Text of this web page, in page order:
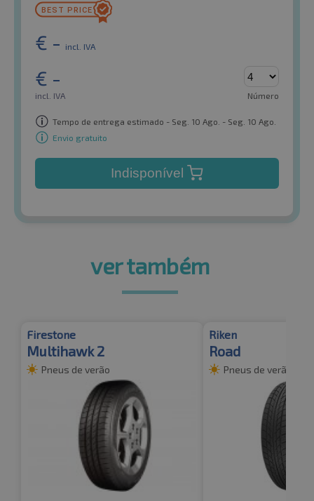
€ - incl. IVA
€ -
incl. IVA Número
Tempo de entrega estimado - Seg. 10 Ago. - Seg. 10 Ago.
Envio gratuito
Indisponível
ver também
Firestone
Multihawk 2
Pneus de verão
Riken
Road
Pneus de verão